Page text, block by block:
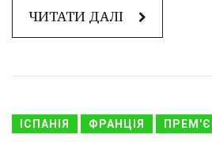
ЧИТАТИ ДАЛІ
ІСПАНІЯ ФРАНЦІЯ